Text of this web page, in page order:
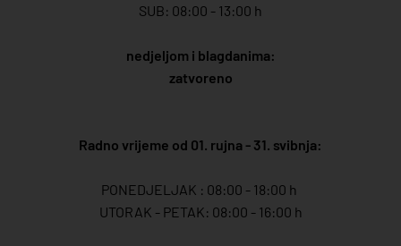
SUB: 08:00 - 13:00 h
nedjeljom i blagdanima:
zatvoreno
Radno vrijeme od 01. rujna - 31. svibnja:
PONEDJELJAK : 08:00 - 18:00 h
UTORAK - PETAK: 08:00 - 16:00 h